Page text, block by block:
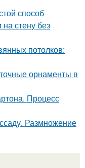
способ
стену без
потолков:
орнаменты в
Процесс
Размножение